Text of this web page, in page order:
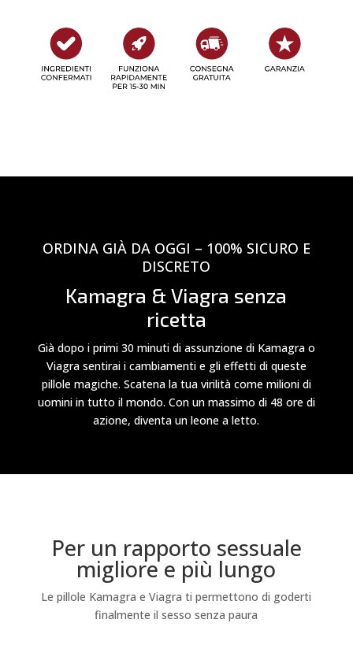
ORDINA GIÀ DA OGGI – 100% SICURO E
DISCRETO
Kamagra & Viagra senza
ricetta
Già dopo i primi 30 minuti di assunzione di Kamagra o
Viagra sentirai i cambiamenti e gli effetti di queste
pillole magiche. Scatena la tua virilità come milioni di
uomini in tutto il mondo. Con un massimo di 48 ore di
azione, diventa un leone a letto.
Per un rapporto sessuale
migliore e più lungo
Le pillole Kamagra e Viagra ti permettono di goderti
finalmente il sesso senza paura